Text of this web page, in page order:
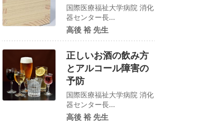
国際医療福祉大学病院 消化
器センター長...
高後 裕 先生
正しいお酒の飲み方
とアルコール障害の
予防
国際医療福祉大学病院 消化
器センター長...
高後 裕 先生